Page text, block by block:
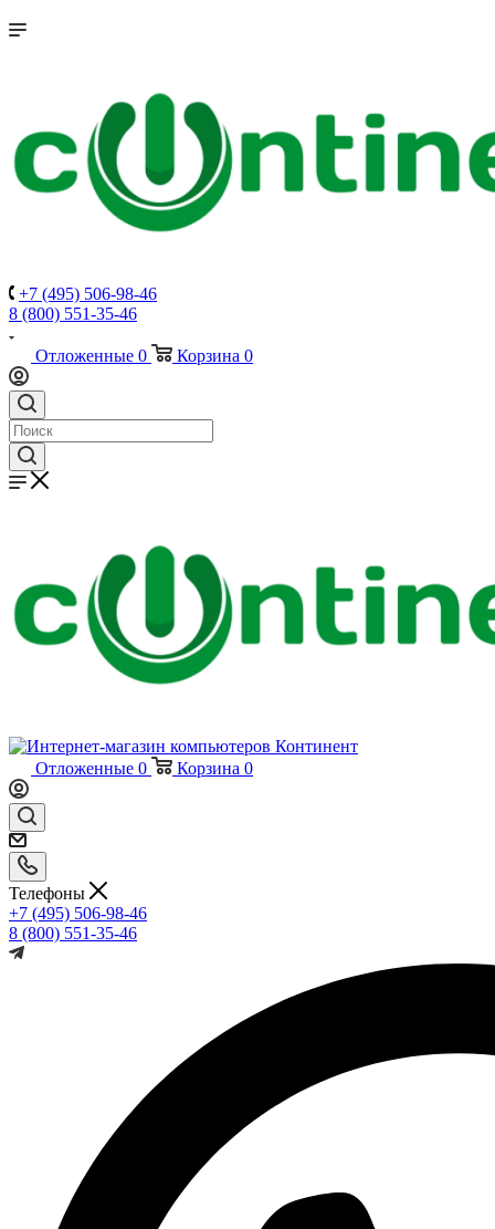
+7 (495) 506-98-46
8 (800) 551-35-46
Отложенные 0 Корзина 0
Отложенные 0 Корзина 0
Телефоны
+7 (495) 506-98-46
8 (800) 551-35-46